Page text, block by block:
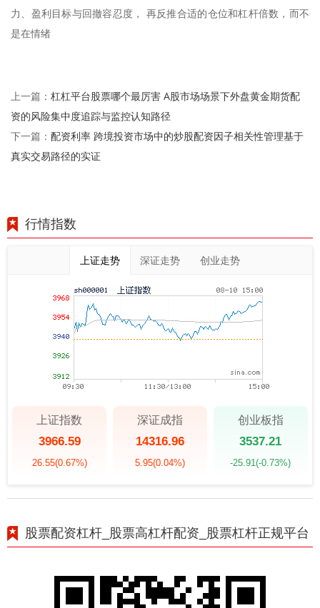
力、盈利目标与回撤容忍度， 再反推合适的仓位和杠杆倍数，而不
是在情绪
上一篇： 杠杠平台股票哪个最厉害 A股市场场景下外盘黄金期货配
资的风险集中度追踪与监控认知路径
下一篇： 配资利率 跨境投资市场中的炒股配资因子相关性管理基于
真实交易路径的实证
行情指数
上证走势 深证走势 创业走势
上证指数
3966.59
26.55(0.67%)
深证成指
14316.96
5.95(0.04%)
创业板指
3537.21
-25.91(-0.73%)
股票配资杠杆_股票高杠杆配资_股票杠杆正规平台